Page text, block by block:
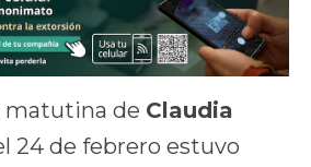
matutina de Claudia
24 de febrero estuvo